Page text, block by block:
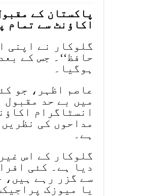
پاکستان کے
اکاؤنٹ سے تمام
گلوکار نے اپنی
حافظ‘‘۔ جس کے
ہوگیا۔
عاصم اظہر، جو
میں بے حد
انسٹاگرام
مداحوں کی
ہے۔
گلوکار کے اس
دیا ہے۔ کئی
سے گزر رہے ہیں،
یا میوزک